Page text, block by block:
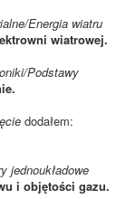
Energia wiatru
wiatrowej.
Podstawy
dodałem:
jednoukładowe
i objętości gazu.